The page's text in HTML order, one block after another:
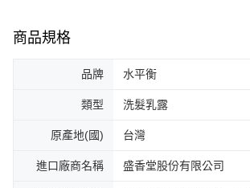
商品規格
品牌 水平衡
類型 洗髮乳露
原產地(國) 台灣
進口廠商名稱 盛香堂股份有限公司